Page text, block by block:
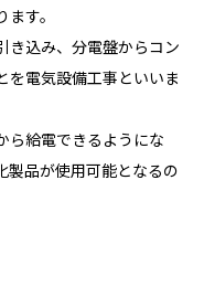
す。
き込み、分電盤からコン
を電気設備工事といいま
ら給電できるようにな
製品が使用可能となるの